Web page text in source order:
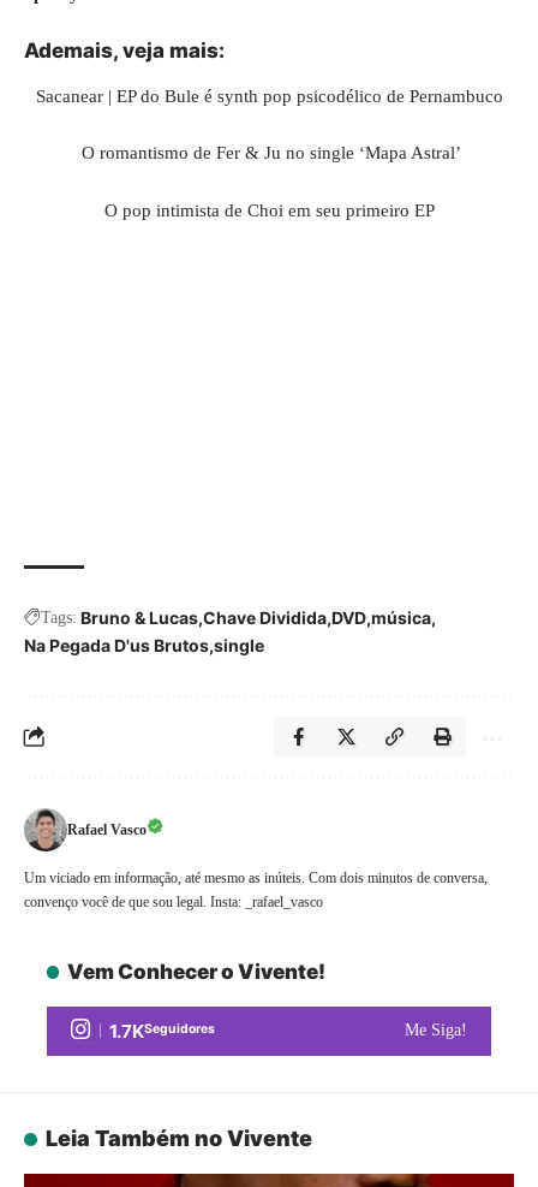
Ademais, veja mais:
Sacanear | EP do Bule é synth pop psicodélico de Pernambuco
O romantismo de Fer & Ju no single ‘Mapa Astral’
O pop intimista de Choi em seu primeiro EP
Tags: Bruno & Lucas Chave Dividida DVD música
Na Pegada D'us Brutos single
Rafael Vasco
Um viciado em informação, até mesmo as inúteis. Com dois minutos de conversa,
convenço você de que sou legal. Insta: _rafael_vasco
Vem Conhecer o Vivente!
1.7KSeguidores Me Siga!
Leia Também no Vivente